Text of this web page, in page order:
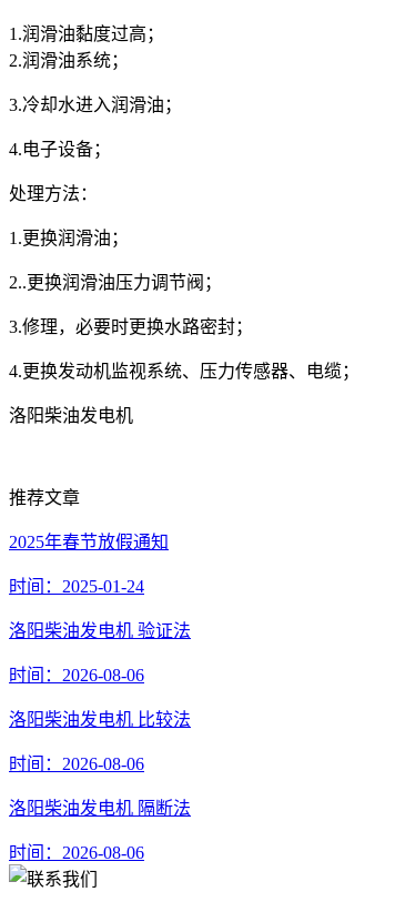
1.润滑油黏度过高；
2.润滑油系统；
3.冷却水进入润滑油；
4.电子设备；
处理方法：
1.更换润滑油；
2..更换润滑油压力调节阀；
3.修理，必要时更换水路密封；
4.更换发动机监视系统、压力传感器、电缆；
洛阳柴油发电机
推荐文章
2025年春节放假通知
时间：2025-01-24
洛阳柴油发电机 验证法
时间：2026-08-06
洛阳柴油发电机 比较法
时间：2026-08-06
洛阳柴油发电机 隔断法
时间：2026-08-06